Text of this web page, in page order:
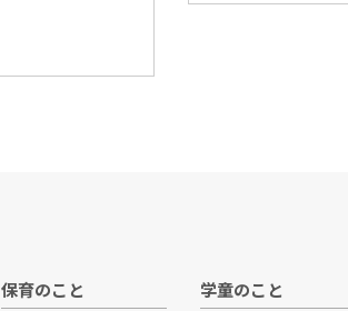
保育のこと 学童のこと